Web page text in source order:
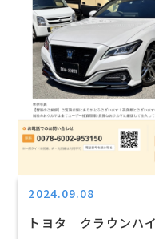
2024.09.08
トヨタ クラウンハ